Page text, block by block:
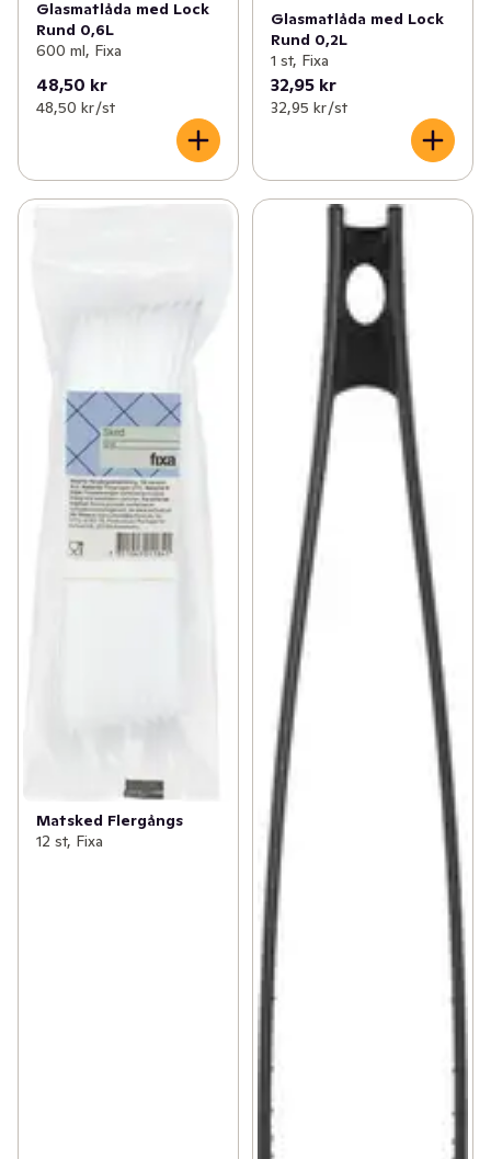
Glasmatlåda med Lock
Rund 0,6L
600 ml, Fixa
48,50 kr
48,50 kr /st
Glasmatlåda med Lock
Rund 0,2L
1 st, Fixa
32,95 kr
32,95 kr /st
Matsked Flergångs
12 st, Fixa